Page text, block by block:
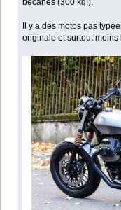
bécanes (300 kg!).
Il y a des motos pas
originale et surtout